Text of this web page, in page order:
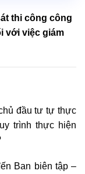
thi công công
với việc giám
đầu tư tự thực
trình thực hiện
Ban biên tập –